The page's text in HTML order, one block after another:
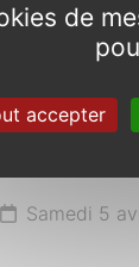
Balade
sauvages
Samedi 5
de
accepter